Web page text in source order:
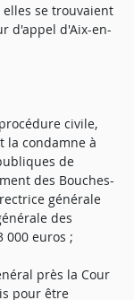
se trouvaient
d'appel d'Aix-en-
civile,
la condamne à
de
des Bouches-
générale
des
000 euros ;
près la Cour
pour être